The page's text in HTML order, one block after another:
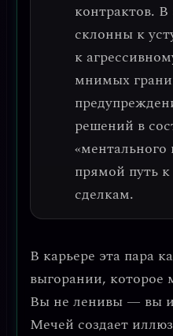
контрактов. В
склонны к
к
мнимых
решений в
прямой путь
сделкам.
В карьере эта пара
выгорании, которое
Вы не ленивы — вы
Мечей создает